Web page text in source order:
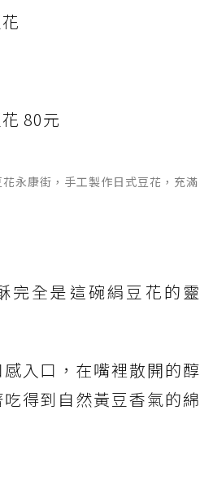
80元
永康街，手工製作日式豆花，充滿
完全是這碗絹豆花的靈
入口，在嘴裡散開的醇
得到自然黃豆香氣的綿